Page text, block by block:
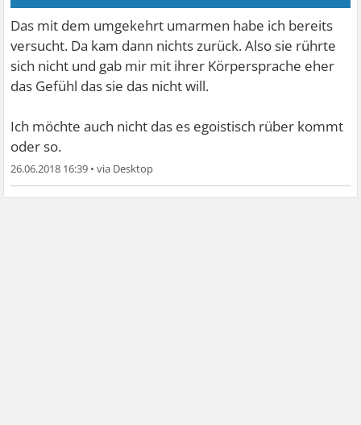
Das mit dem umgekehrt umarmen habe ich bereits
versucht. Da kam dann nichts zurück. Also sie rührte
sich nicht und gab mir mit ihrer Körpersprache eher
das Gefühl das sie das nicht will.
Ich möchte auch nicht das es egoistisch rüber kommt
oder so.
26.06.2018 16:39 •